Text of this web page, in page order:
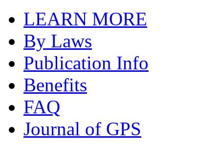
LEARN MORE
By Laws
Publication Info
Benefits
FAQ
Journal of GPS